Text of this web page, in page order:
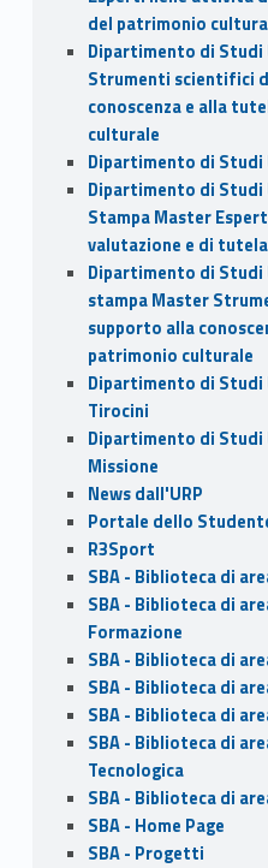
del patrimonio
Dipartimento di Studi
Strumenti scientifici
conoscenza e alla
culturale
Dipartimento di Studi
Dipartimento di Studi
Stampa Master
valutazione e di
Dipartimento di Studi
stampa Master
supporto alla
patrimonio culturale
Dipartimento di Studi
Tirocini
Dipartimento di Studi
Missione
News dall'URP
Portale dello
R3Sport
SBA - Biblioteca di
SBA - Biblioteca di
Formazione
SBA - Biblioteca di
SBA - Biblioteca di
SBA - Biblioteca di
SBA - Biblioteca di
Tecnologica
SBA - Biblioteca di
SBA - Home Page
SBA - Progetti